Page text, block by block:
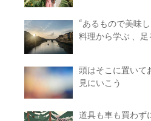
“あるもので美味
料理から学ぶ 、足
頭はそこに置いて
見にいこう
道具も車も買わず